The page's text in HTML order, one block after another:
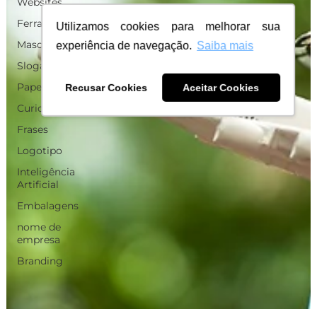
Utilizamos cookies para melhorar sua
experiência de navegação. Saiba mais
Recusar Cookies Aceitar Cookies
Ferramentas
Mascotes
Slogan
Papelaria
Curiosidades
Frases
Logotipo
Inteligência
Artificial
Embalagens
nome de
empresa
Branding